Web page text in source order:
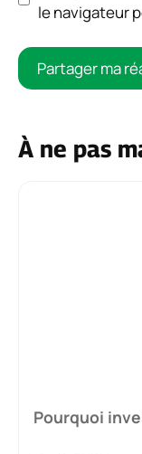
le navigateur
À ne pas
Pourquoi